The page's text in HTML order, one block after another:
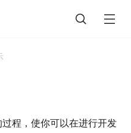
程，使你可以在进行开发